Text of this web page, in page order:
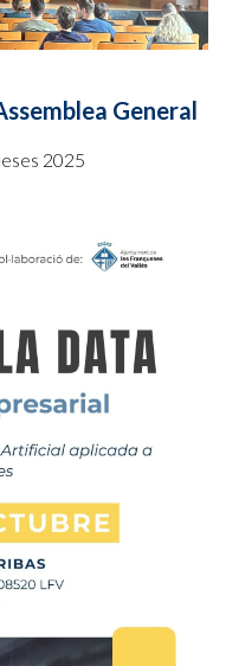
General
2025